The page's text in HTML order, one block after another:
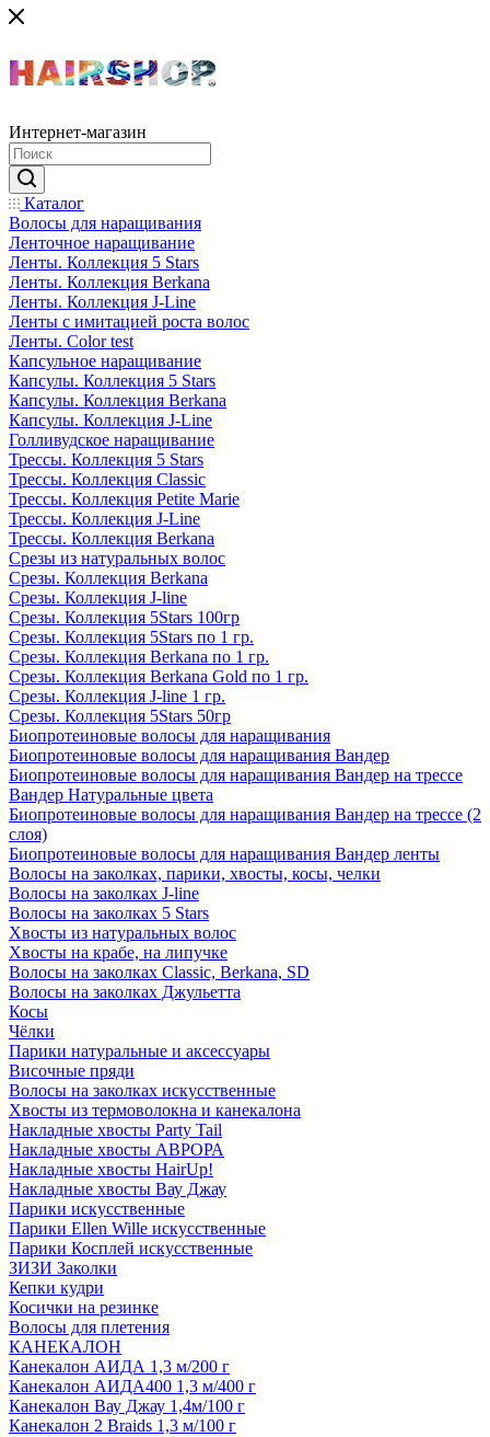
Интернет-магазин
Каталог
Волосы для наращивания
Ленточное наращивание
Ленты. Коллекция 5 Stars
Ленты. Коллекция Berkana
Ленты. Коллекция J-Line
Ленты с имитацией роста волос
Ленты. Color test
Капсульное наращивание
Капсулы. Коллекция 5 Stars
Капсулы. Коллекция Berkana
Капсулы. Коллекция J-Line
Голливудское наращивание
Трессы. Коллекция 5 Stars
Трессы. Коллекция Classic
Трессы. Коллекция Petite Marie
Трессы. Коллекция J-Line
Трессы. Коллекция Berkana
Срезы из натуральных волос
Срезы. Коллекция Berkana
Срезы. Коллекция J-line
Срезы. Коллекция 5Stars 100гр
Срезы. Коллекция 5Stars по 1 гр.
Срезы. Коллекция Berkana по 1 гр.
Срезы. Коллекция Berkana Gold по 1 гр.
Срезы. Коллекция J-line 1 гр.
Срезы. Коллекция 5Stars 50гр
Биопротеиновые волосы для наращивания
Биопротеиновые волосы для наращивания Вандер
Биопротеиновые волосы для наращивания Вандер на трессе
Вандер Натуральные цвета
Биопротеиновые волосы для наращивания Вандер на трессе (2
слоя)
Биопротеиновые волосы для наращивания Вандер ленты
Волосы на заколках, парики, хвосты, косы, челки
Волосы на заколках J-line
Волосы на заколках 5 Stars
Хвосты из натуральных волос
Хвосты на крабе, на липучке
Волосы на заколках Classic, Berkana, SD
Волосы на заколках Джульетта
Косы
Чёлки
Парики натуральные и аксессуары
Височные пряди
Волосы на заколках искусственные
Хвосты из термоволокна и канекалона
Накладные хвосты Party Tail
Накладные хвосты АВРОРА
Накладные хвосты HairUp!
Накладные хвосты Вау Джау
Парики искусственные
Парики Ellen Wille искусственные
Парики Косплей искусственные
ЗИЗИ Заколки
Кепки кудри
Косички на резинке
Волосы для плетения
КАНЕКАЛОН
Канекалон АИДА 1,3 м/200 г
Канекалон АИДА400 1,3 м/400 г
Канекалон Вау Джау 1,4м/100 г
Канекалон 2 Braids 1,3 м/100 г